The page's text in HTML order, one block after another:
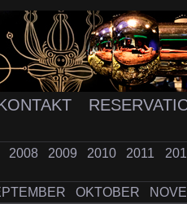
2008 2009 2010 2011
OKTOBER